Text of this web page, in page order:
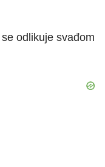
odlikuje svađom